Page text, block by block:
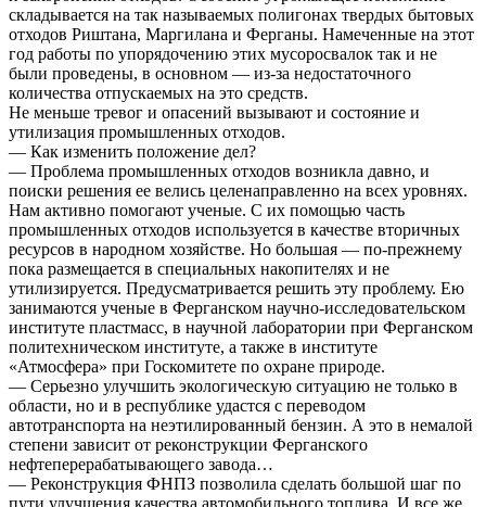
складывается на так называемых полигонах твердых бытовых
отходов Риштана, Маргилана и Ферганы. Намеченные на этот
год работы по упорядочению этих мусоросвалок так и не
были проведены, в основном — из-за недостаточного
количества отпускаемых на это средств.
Не меньше тревог и опасений вызывают и состояние и
утилизация промышленных отходов.
— Как изменить положение дел?
— Проблема промышленных отходов возникла давно, и
поиски решения ее велись целенаправленно на всех уровнях.
Нам активно помогают ученые. С их помощью часть
промышленных отходов используется в качестве вторичных
ресурсов в народном хозяйстве. Но большая — по-прежнему
пока размещается в специальных накопителях и не
утилизируется. Предусматривается решить эту проблему. Ею
занимаются ученые в Ферганском научно-исследовательском
институте пластмасс, в научной лаборатории при Ферганском
политехническом институте, а также в институте
«Атмосфера» при Госкомитете по охране природе.
— Серьезно улучшить экологическую ситуацию не только в
области, но и в республике удастся с переводом
автотранспорта на неэтилированный бензин. А это в немалой
степени зависит от реконструкции Ферганского
нефтеперерабатывающего завода…
— Реконструкция ФНПЗ позволила сделать большой шаг по
пути улучшения качества автомобильного топлива. И все же